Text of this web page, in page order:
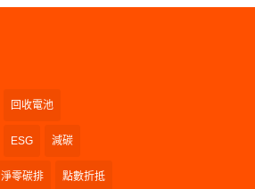
回收電池
ESG 減碳
淨零碳排 點數折抵